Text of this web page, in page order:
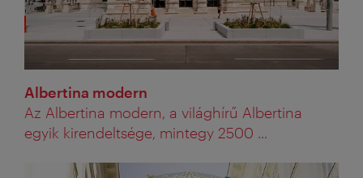
Albertina modern
Az Albertina modern, a világhírű Albertina
egyik kirendeltsége, mintegy 2500 ...